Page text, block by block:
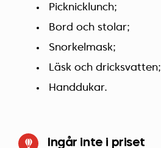
Picknicklunch;
Bord och stolar;
Snorkelmask;
Läsk och dricksvatten;
Handdukar.
Ingår inte i priset